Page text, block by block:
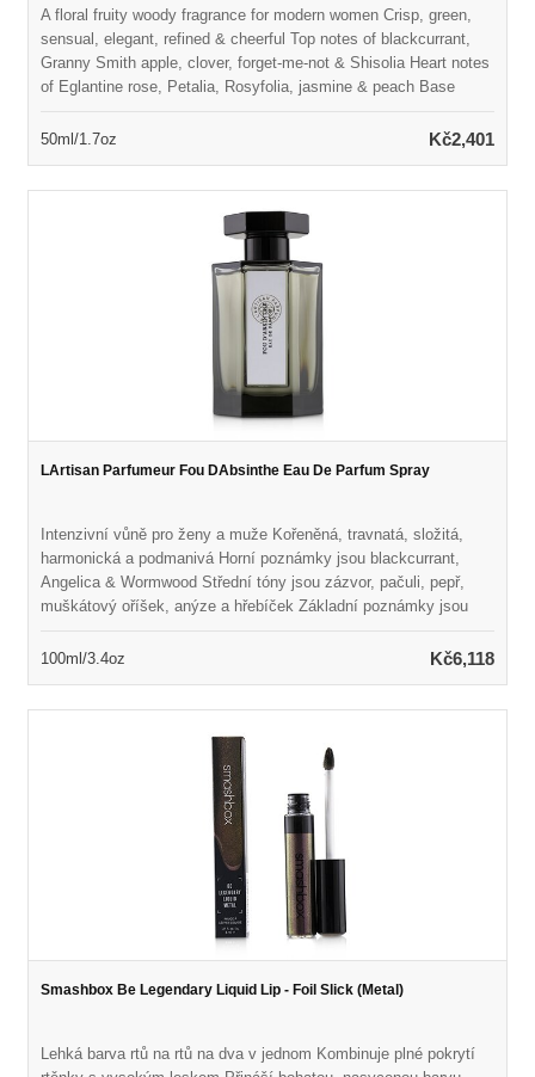
A floral fruity woody fragrance for modern women Crisp, green,
sensual, elegant, refined & cheerful Top notes of blackcurrant,
Granny Smith apple, clover, forget-me-not & Shisolia Heart notes
of Eglantine rose, Petalia, Rosyfolia, jasmine & peach Base
Launched in 2017 Suitable for spring or summer wear
50ml/1.7oz Kč2,401
LArtisan Parfumeur Fou DAbsinthe Eau De Parfum Spray
Intenzivní vůně pro ženy a muže Kořeněná, travnatá, složitá,
harmonická a podmanivá Horní poznámky jsou blackcurrant,
Angelica & Wormwood Střední tóny jsou zázvor, pačuli, pepř,
muškátový oříšek, anýze a hřebíček Základní poznámky jsou
pro každodenní nošení
100ml/3.4oz Kč6,118
Smashbox Be Legendary Liquid Lip - Foil Slick (Metal)
Lehká barva rtů na rtů na dva v jednom Kombinuje plné pokrytí